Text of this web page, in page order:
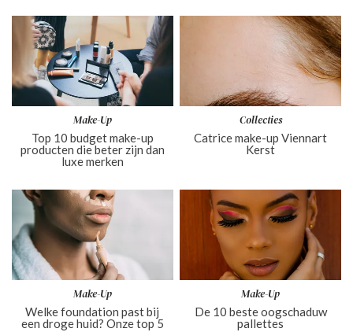
Make-Up
Top 10 budget make-up
producten die beter zijn dan
luxe merken
Collecties
Catrice make-up Viennart
Kerst
Make-Up
Welke foundation past bij
een droge huid? Onze top 5
Make-Up
De 10 beste oogschaduw
pallettes